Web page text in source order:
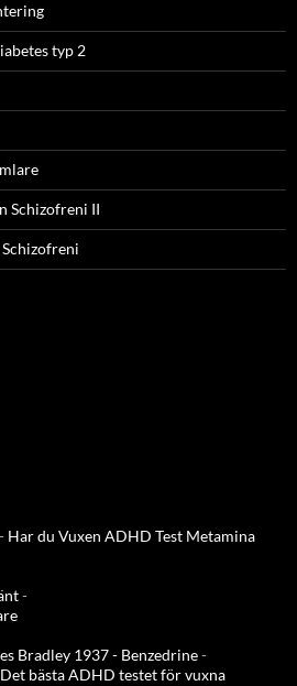
typ 2
Schizofreni II
- Har du Vuxen ADHD Test Metamina
-
Bradley 1937 - Benzedrine-
Det bästa ADHD testet för vuxna